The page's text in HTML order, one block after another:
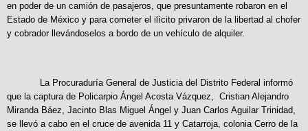
en poder de un camión de pasajeros, que presuntamente robaron en el
Estado de México y para cometer el ilícito privaron de la libertad al chofer
y cobrador llevándoselos a bordo de un vehículo de alquiler.
La Procuraduría General de Justicia del Distrito Federal informó
que la captura de Policarpio Ángel Acosta Vázquez, Cristian Alejandro
Miranda Báez, Jacinto Blas Miguel Ángel y Juan Carlos Aguilar Trinidad,
se llevó a cabo en el cruce de avenida 11 y Catarroja, colonia Cerro de la